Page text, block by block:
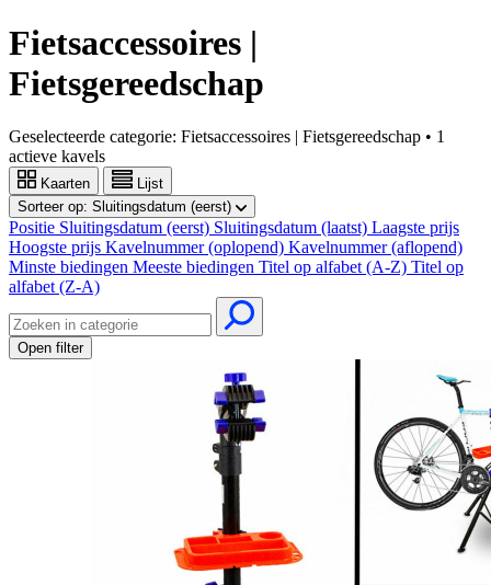
Fietsaccessoires |
Fietsgereedschap
Geselecteerde categorie: Fietsaccessoires | Fietsgereedschap • 1
actieve kavels
Kaarten
Lijst
Sorteer op: Sluitingsdatum (eerst)
Positie Sluitingsdatum (eerst) Sluitingsdatum (laatst) Laagste prijs
Hoogste prijs Kavelnummer (oplopend) Kavelnummer (aflopend)
Minste biedingen Meeste biedingen Titel op alfabet (A-Z) Titel op
alfabet (Z-A)
Open filter